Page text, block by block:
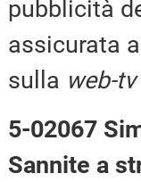
pubblicità
assicurata
sulla web-tv
5-02067
Sannite a